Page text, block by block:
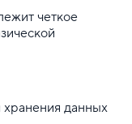
БД в облачной
четкое
данных